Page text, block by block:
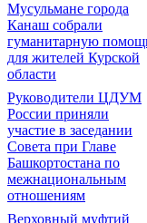
Мусульмане города
Канаш собрали
гуманитарную
для жителей Курской
области
Руководители ЦДУМ
России приняли
участие в заседании
Совета при Главе
Башкортостана по
межнациональным
отношениям
Верховный муфтий